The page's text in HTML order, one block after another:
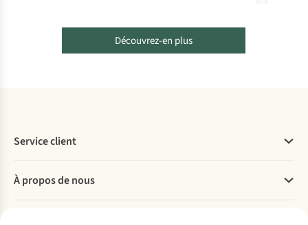
Découvrez-en plus
Service client
Commander
Payer
À propos de nous